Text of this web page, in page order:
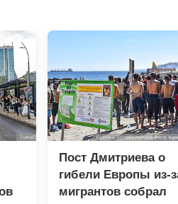
Пост Дмитриева о
гибели Европы из-
мигрантов собрал